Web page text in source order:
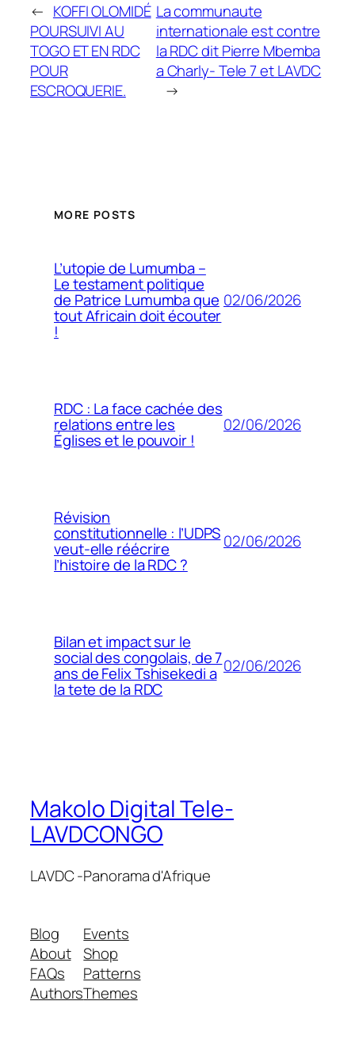
← KOFFI OLOMIDÉ
POURSUIVI AU
TOGO ET EN RDC
POUR
ESCROQUERIE.
La communaute
internationale est contre
la RDC dit Pierre Mbemba
a Charly- Tele 7 et LAVDC
→
MORE POSTS
L’utopie de Lumumba –
Le testament politique
de Patrice Lumumba que
tout Africain doit écouter
!
02/06/2026
RDC : La face cachée des
relations entre les
Églises et le pouvoir !
02/06/2026
Révision
constitutionnelle : l’UDPS
veut-elle réécrire
l’histoire de la RDC ?
02/06/2026
Bilan et impact sur le
social des congolais, de 7
ans de Felix Tshisekedi a
la tete de la RDC
02/06/2026
Makolo Digital Tele-
LAVDCONGO
LAVDC -Panorama d'Afrique
Blog
About
FAQs
Authors
Events
Shop
Patterns
Themes